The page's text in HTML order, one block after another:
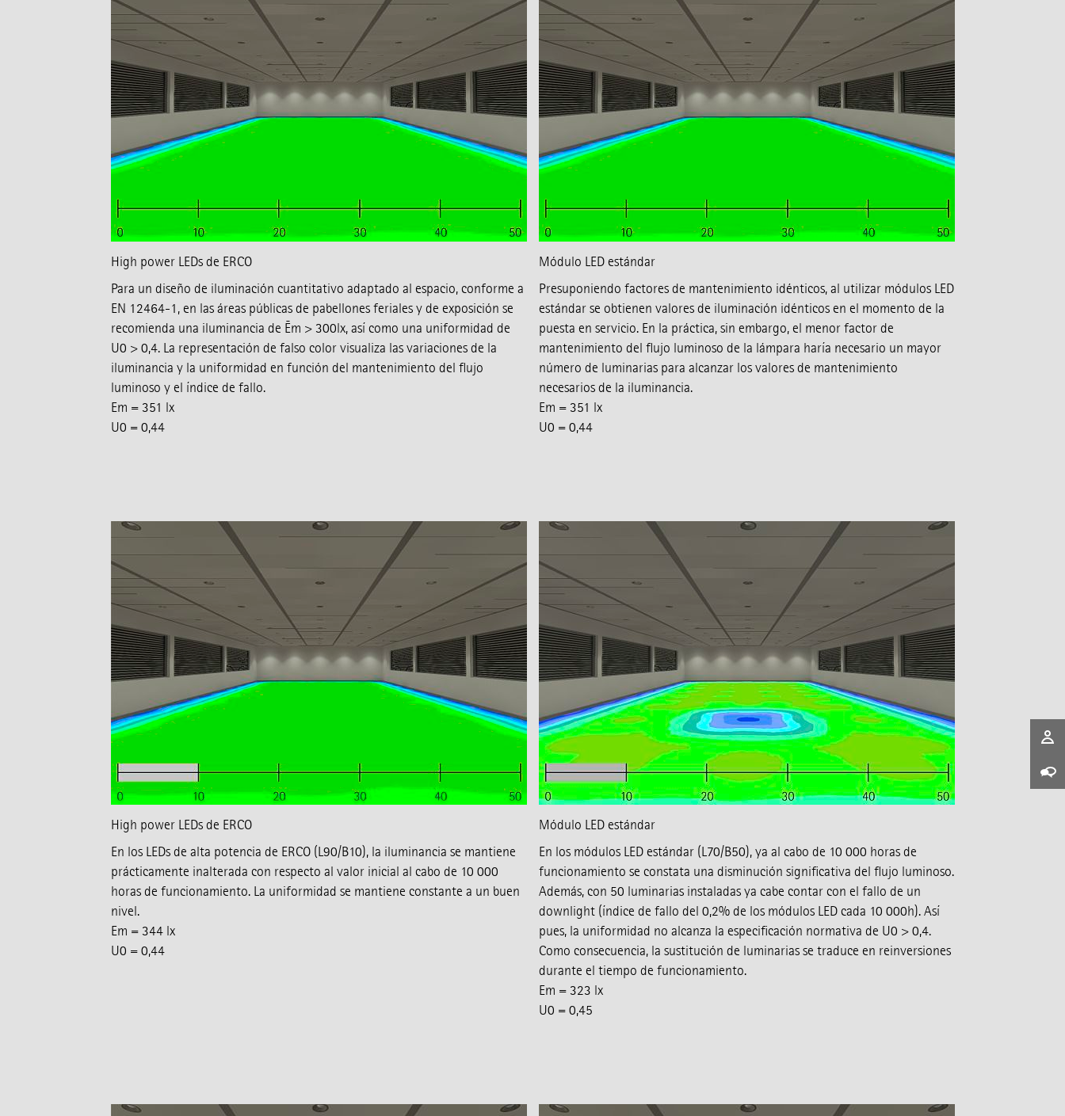
High power LEDs de ERCO
Para un diseño de iluminación cuantitativo adaptado al espacio, conforme a
EN 12464-1, en las áreas públicas de pabellones feriales y de exposición se
recomienda una iluminancia de Ēm > 300lx, así como una uniformidad de
U0 > 0,4. La representación de falso color visualiza las variaciones de la
iluminancia y la uniformidad en función del mantenimiento del flujo
luminoso y el índice de fallo.
Em = 351 lx
U0 = 0,44
Módulo LED estándar
Presuponiendo factores de mantenimiento idénticos, al utilizar módulos LED
estándar se obtienen valores de iluminación idénticos en el momento de la
puesta en servicio. En la práctica, sin embargo, el menor factor de
mantenimiento del flujo luminoso de la lámpara haría necesario un mayor
número de luminarias para alcanzar los valores de mantenimiento
necesarios de la iluminancia.
Em = 351 lx
U0 = 0,44
High power LEDs de ERCO
En los LEDs de alta potencia de ERCO (L90/B10), la iluminancia se mantiene
prácticamente inalterada con respecto al valor inicial al cabo de 10 000
horas de funcionamiento. La uniformidad se mantiene constante a un buen
nivel.
Em = 344 lx
U0 = 0,44
Módulo LED estándar
En los módulos LED estándar (L70/B50), ya al cabo de 10 000 horas de
funcionamiento se constata una disminución significativa del flujo luminoso.
Además, con 50 luminarias instaladas ya cabe contar con el fallo de un
downlight (índice de fallo del 0,2% de los módulos LED cada 10 000h). Así
pues, la uniformidad no alcanza la especificación normativa de U0 > 0,4.
Como consecuencia, la sustitución de luminarias se traduce en reinversiones
durante el tiempo de funcionamiento.
Em = 323 lx
U0 = 0,45